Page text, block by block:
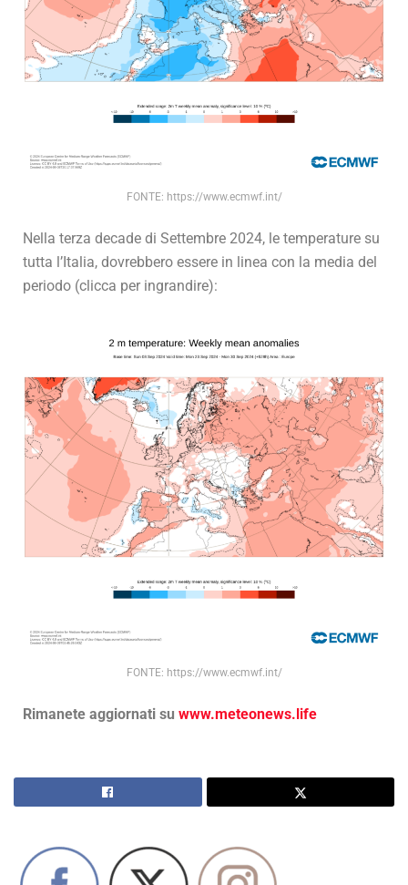
FONTE: https://www.ecmwf.int/
Nella terza decade di Settembre 2024, le temperature su
tutta l’Italia, dovrebbero essere in linea con la media del
periodo (clicca per ingrandire):
FONTE: https://www.ecmwf.int/
Rimanete aggiornati su www.meteonews.life